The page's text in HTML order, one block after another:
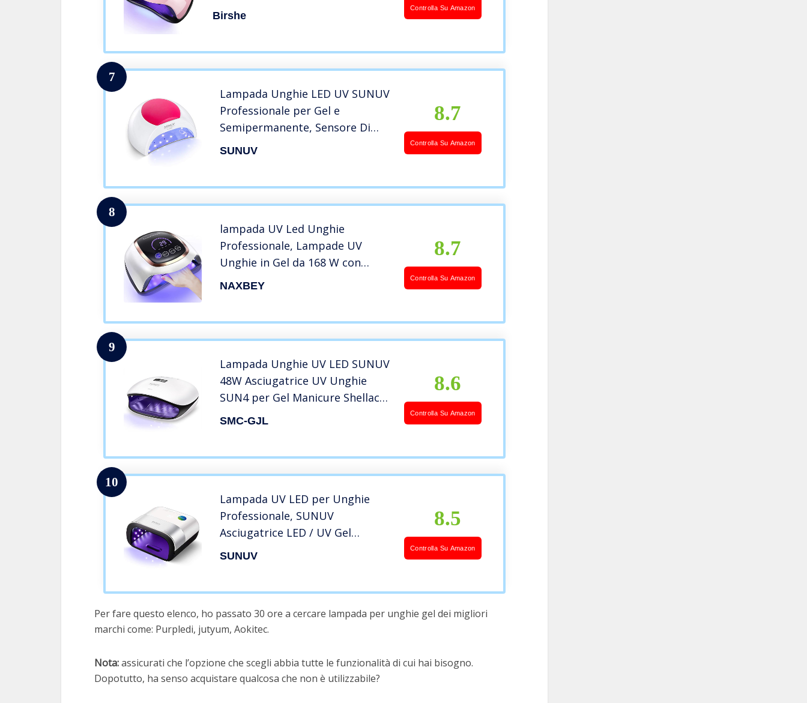
Lampada UV Unghie Professionale
Birshe
Controlla Su Amazon
7
Lampada Unghie LED UV SUNUV
Professionale per Gel e
Semipermanente, Sensore Di
Avvio Automatico, 4 Timer
SUNUV
8.7
Controlla Su Amazon
8
lampada UV Led Unghie
Professionale, Lampade UV
Unghie in Gel da 168 W con
Touch Screen LCD Grande da
Domestico
NAXBEY
8.7
Controlla Su Amazon
9
Lampada Unghie UV LED SUNUV
48W Asciugatrice UV Unghie
SUN4 per Gel Manicure Shellac
con 4 Timer, LCD Display,
SMC-GJL
8.6
Controlla Su Amazon
10
Lampada UV LED per Unghie
Professionale, SUNUV
Asciugatrice LED / UV Gel
Macchina per Polimerizzare lo
SUNUV
8.5
Controlla Su Amazon
Per fare questo elenco, ho passato 30 ore a cercare lampada per unghie gel dei migliori
marchi come: Purpledi, jutyum, Aokitec.
Nota:assicurati che l’opzione che scegli abbia tutte le funzionalità di cui hai bisogno.
Dopotutto, ha senso acquistare qualcosa che non è utilizzabile?